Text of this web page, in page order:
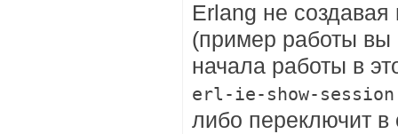
Erlang не
(пример работы вы
начала работы в
erl-ie-show-session
либо переключит